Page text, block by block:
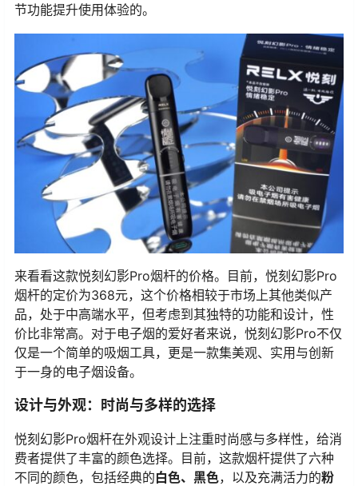
节功能提升使用体验的。
来看看这款悦刻幻影Pro烟杆的价格。目前，悦刻幻影Pro
烟杆的定价为368元，这个价格相较于市场上其他类似产
品，处于中高端水平，但考虑到其独特的功能和设计，性
价比非常高。对于电子烟的爱好者来说，悦刻幻影Pro不仅
仅是一个简单的吸烟工具，更是一款集美观、实用与创新
于一身的电子烟设备。
设计与外观：时尚与多样的选择
悦刻幻影Pro烟杆在外观设计上注重时尚感与多样性，给消
费者提供了丰富的颜色选择。目前，这款烟杆提供了六种
不同的颜色，包括经典的白色、黑色，以及充满活力的粉